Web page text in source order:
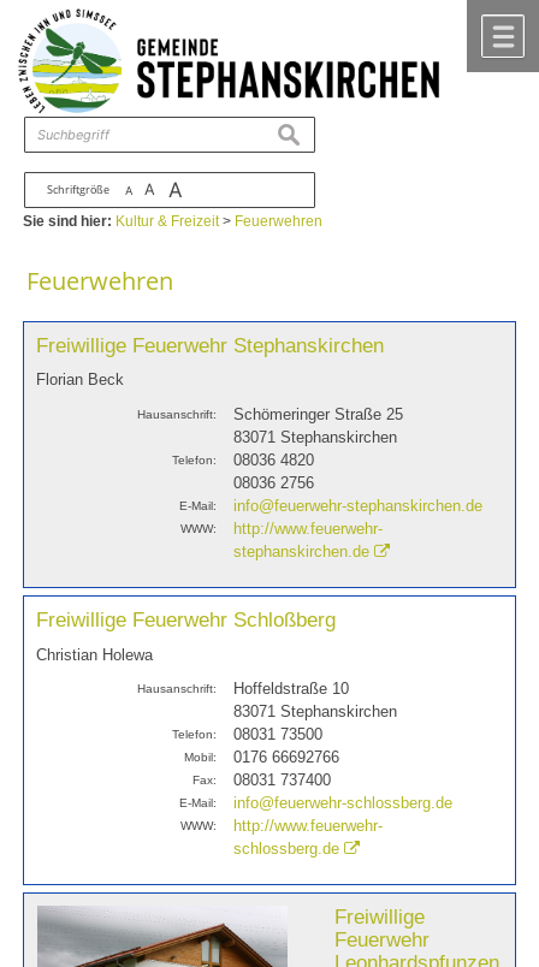
Zum Inhalt ,zur Navigation
Schriftgröße A A A
suchen
Sie sind hier: Kultur & Freizeit> Feuerwehren
Feuerwehren
Freiwillige Feuerwehr Stephanskirchen
Florian Beck
Hausanschrift:
Schömeringer Straße 25
83071 Stephanskirchen
Telefon:
08036 4820
08036 2756
E-Mail: info@feuerwehr-stephanskirchen.de
WWW:
http://www.feuerwehr-
stephanskirchen.de
Freiwillige Feuerwehr Schloßberg
Christian Holewa
Hausanschrift:
Hoffeldstraße 10
83071 Stephanskirchen
Telefon: 08031 73500
Mobil: 0176 66692766
Fax: 08031 737400
E-Mail: info@feuerwehr-schlossberg.de
WWW:
http://www.feuerwehr-
schlossberg.de
Freiwillige
Feuerwehr